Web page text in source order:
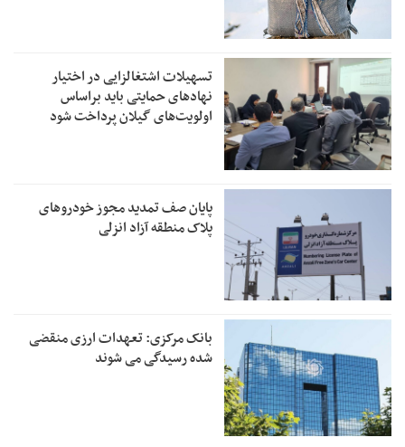
تسهیلات اشتغالزایی در اختیار
نهادهای حمایتی باید براساس
اولویت‌های گیلان پرداخت شود
پایان صف تمدید مجوز خودروهای
پلاک منطقه آزاد انزلی
بانک مرکزی: تعهدات ارزی منقضی
شده رسیدگی می شوند